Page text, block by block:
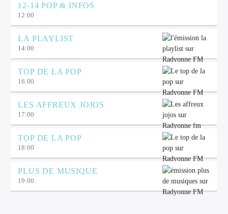
12-14 POP & INFOS
12:00
LA PLAYLIST
14:00
TOP DE LA POP
16:00
LES AFFREUX JOJOS
17:00
TOP DE LA POP
18:00
PLUS DE MUSIQUE
19:00